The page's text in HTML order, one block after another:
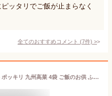
ッタリでご飯が止まらなく
全てのおすすめコメント (7件) >
ポイント20倍 1000円 送料無料 ポッキリ 九州高菜 4袋 ご飯のお供 ふりかけ ポイント消化 食品 お試し 国産 ギフト お取り寄せ グルメ 漬物 鹿児島・宮崎産